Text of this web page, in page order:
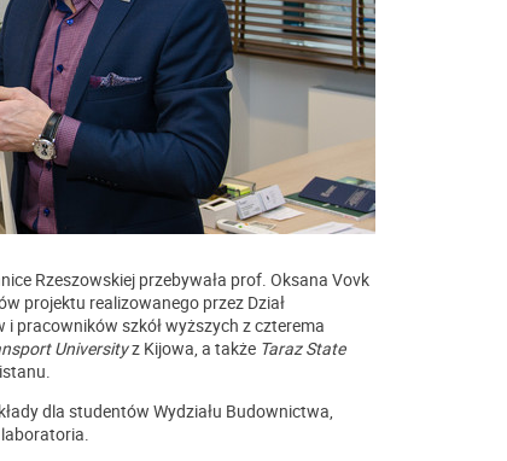
Rzeszowskiej przebywała prof. Oksana Vovk
projektu realizowanego przez Dział
pracowników szkół wyższych z czterema
Universityz Kijowa, a także Taraz State
dla studentów Wydziału Budownictwa,